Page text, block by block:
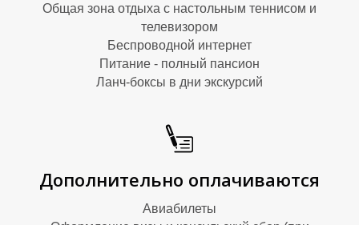
Общая зона отдыха с настольным теннисом и
телевизором
Беспроводной интернет
Питание - полный пансион
Ланч-боксы в дни экскурсий
Дополнительно оплачиваются
Авиабилеты